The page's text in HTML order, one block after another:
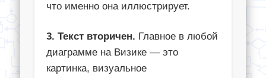
что именно она иллюстрирует.
3. Текст вторичен. Главное в любой
диаграмме на Визике — это
картинка, визуальное